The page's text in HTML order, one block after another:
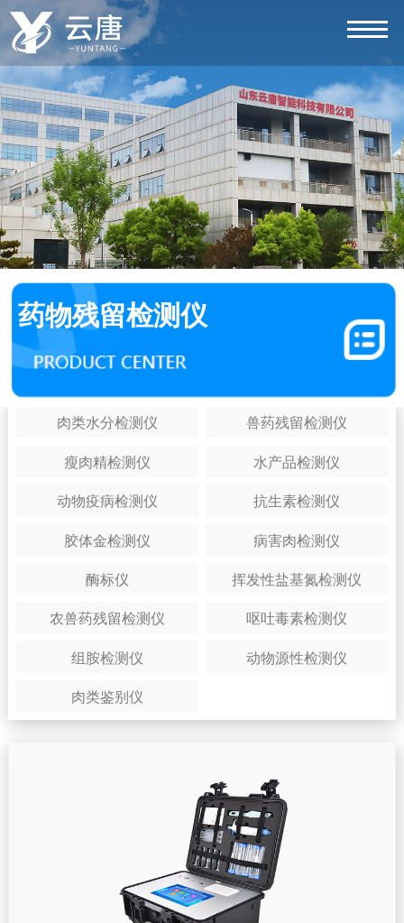
药物残留检测仪
肉类水分检测仪
兽药残留检测仪
瘦肉精检测仪
水产品检测仪
动物疫病检测仪
抗生素检测仪
胶体金检测仪
病害肉检测仪
酶标仪
挥发性盐基氮检测仪
农兽药残留检测仪
呕吐毒素检测仪
组胺检测仪
动物源性检测仪
肉类鉴别仪